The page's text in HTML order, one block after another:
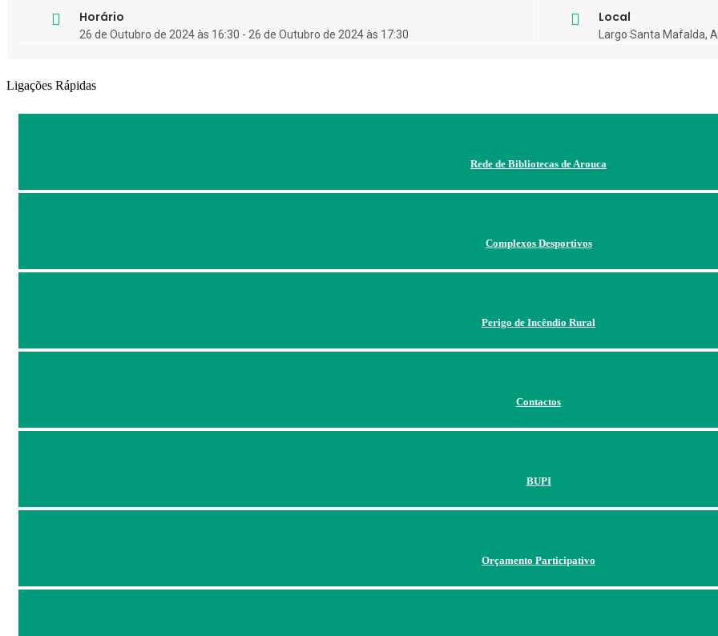
Horário
26 de Outubro de 2024 às 16:30 - 26 de Outubro de 2024 às 17:30
Local
Largo Santa Mafalda,
Ligações Rápidas
Rede de Bibliotecas de Arouca
Complexos Desportivos
Perigo de Incêndio Rural
Contactos
BUPI
Orçamento Participativo